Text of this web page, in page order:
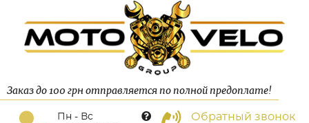
Заказ до 100 грн отправляется по полной предоплате!
Пн - Вс
Обратный звонок